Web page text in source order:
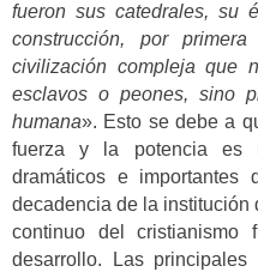
fueron sus catedrales, su
construcción, por
civilización compleja que
esclavos o peones, sino
humana». Esto se debe a
fuerza y la potencia es
dramáticos e importantes
decadencia de la institución
continuo del cristianismo
desarrollo. Las